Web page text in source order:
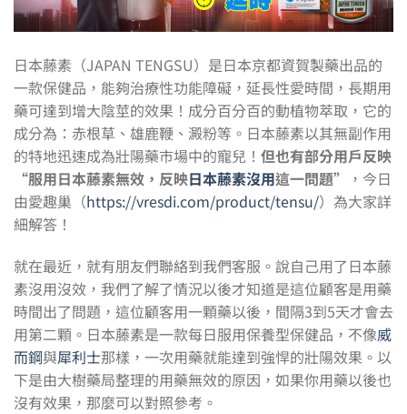
日本藤素（JAPAN TENGSU）是日本京都資賀製藥出品的
一款保健品，能夠治療性功能障礙，延長性愛時間，長期用
藥可達到增大陰莖的效果！成分百分百的動植物萃取，它的
成分為：赤根草、雄鹿鞭、澱粉等。日本藤素以其無副作用
的特地迅速成為壯陽藥市場中的寵兒！ 但也有部分用戶反映
“服用日本藤素無效，反映日本藤素沒用這一問題”
，今日
由愛趣巢（https://vresdi.com/product/tensu/）為大家詳
細解答！
就在最近，就有朋友們聯絡到我們客服。說自己用了日本藤
素沒用沒效，我們了解了情況以後才知道是這位顧客是用藥
時間出了問題，這位顧客用一顆藥以後，間隔3到5天才會去
用第二顆。日本藤素是一款每日服用保養型保健品，不像威
而鋼與犀利士那樣，一次用藥就能達到強悍的壯陽效果。以
下是由大樹藥局整理的用藥無效的原因，如果你用藥以後也
沒有效果，那麼可以對照參考。